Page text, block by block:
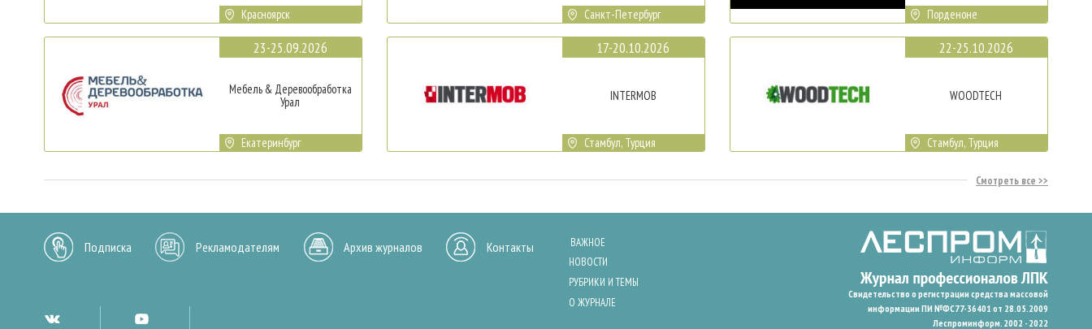
Красноярск
23-25.09.2026
Мебель & Деревообработка
Урал
Екатеринбург
Санкт-Петербург
17-20.10.2026
INTERMOB
Стамбул, Турция
Порденоне
22-25.10.2026
WOODTECH
Стамбул, Турция
Смотреть все
Подписка Рекламодателям Архив журналов Контакты
ВАЖНОЕ
НОВОСТИ
РУБРИКИ И ТЕМЫ
О ЖУРНАЛЕ
Свидетельство о регистрации средства массовой
информации ПИ №ФС77-36401 от 28.05.2009
Леспроминформ. 2002 - 2022